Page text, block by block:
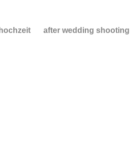
after wedding shooting